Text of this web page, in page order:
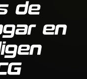
de
en